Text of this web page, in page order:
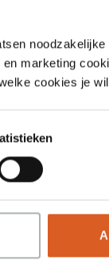
marketing
cookies je